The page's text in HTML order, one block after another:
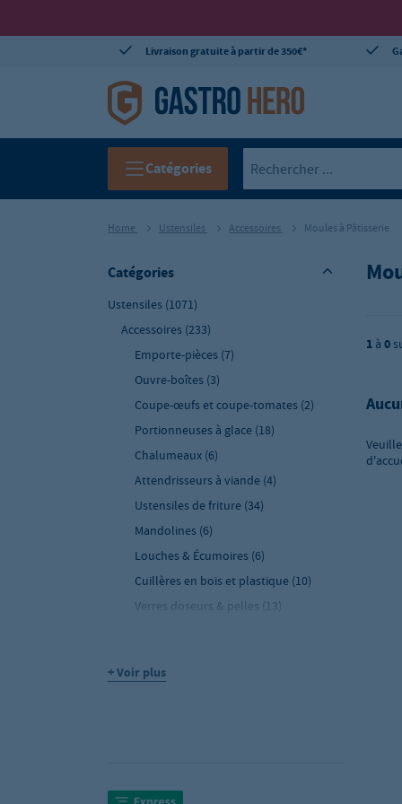
Livraison gratuite à partir de 350€*
Catégories
Home Ustensiles Accessoires Moules à Pâtisserie
Catégories
Ustensiles (1071)
Accessoires (233)
Emporte-pièces (7)
Ouvre-boîtes (3)
Coupe-œufs et coupe-tomates (2)
Portionneuses à glace (18)
Chalumeaux (6)
Attendrisseurs à viande (4)
Ustensiles de friture (34)
Mandolines (6)
Louches & Écumoires (6)
Cuillères en bois et plastique (10)
Verres doseurs & pelles (13)
Pelles à pizza
+ Voir plus
1 à 0